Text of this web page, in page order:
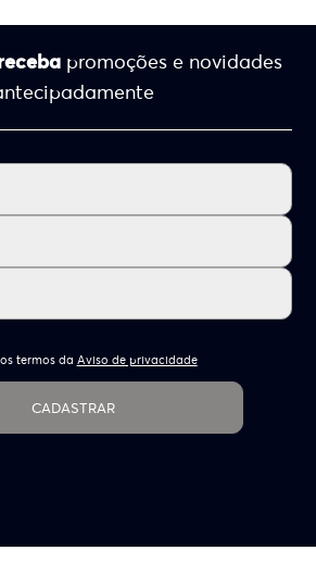
promoções e novidades
termos da Aviso de privacidade
CADASTRAR